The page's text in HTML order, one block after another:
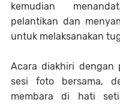
kemudian
pelantikan dan
untuk melaksanakan
Acara diakhiri dengan
sesi foto bersama,
membara di hati